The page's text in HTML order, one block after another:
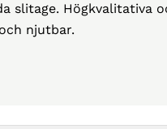
slitage. Högkvalitativa
njutbar.